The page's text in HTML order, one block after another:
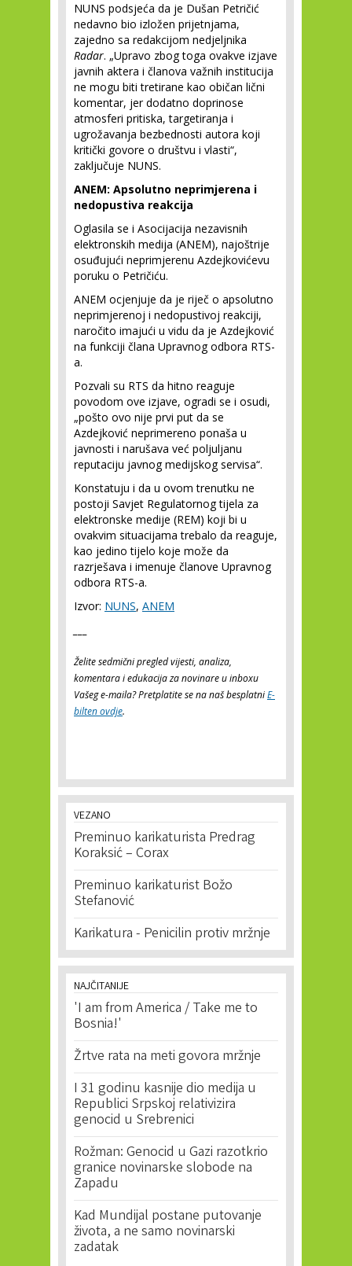
NUNS podsjeća da je Dušan Petričić
nedavno bio izložen prijetnjama,
zajedno sa redakcijom nedjeljnika
Radar. „Upravo zbog toga ovakve izjave
javnih aktera i članova važnih institucija
ne mogu biti tretirane kao običan lični
komentar, jer dodatno doprinose
atmosferi pritiska, targetiranja i
ugrožavanja bezbednosti autora koji
kritički govore o društvu i vlasti“,
zaključuje NUNS.
ANEM: Apsolutno neprimjerena i
nedopustiva reakcija
Oglasila se i Asocijacija nezavisnih
elektronskih medija (ANEM), najoštrije
osuđujući neprimjerenu Azdejkovićevu
poruku o Petričiću.
ANEM ocjenjuje da je riječ o apsolutno
neprimjerenoj i nedopustivoj reakciji,
naročito imajući u vidu da je Azdejković
na funkciji člana Upravnog odbora RTS-
a.
Pozvali su RTS da hitno reaguje
povodom ove izjave, ogradi se i osudi,
„pošto ovo nije prvi put da se
Azdejković neprimereno ponaša u
javnosti i narušava već poljuljanu
reputaciju javnog medijskog servisa“.
Konstatuju i da u ovom trenutku ne
postoji Savjet Regulatornog tijela za
elektronske medije (REM) koji bi u
ovakvim situacijama trebalo da reaguje,
kao jedino tijelo koje može da
razrješava i imenuje članove Upravnog
odbora RTS-a.
Izvor: NUNS, ANEM
Želite sedmični pregled vijesti, analiza,
komentara i edukacija za novinare u inboxu
Vašeg e-maila? Pretplatite se na naš besplatniE-
bilten ovdje.
VEZANO
Preminuo karikaturista Predrag
Koraksić – Corax
Preminuo karikaturist Božo
Stefanović
Karikatura - Penicilin protiv mržnje
NAJČITANIJE
'I am from America / Take me to
Bosnia!'
Žrtve rata na meti govora mržnje
I 31 godinu kasnije dio medija u
Republici Srpskoj relativizira
genocid u Srebrenici
Rožman: Genocid u Gazi razotkrio
granice novinarske slobode na
Zapadu
Kad Mundijal postane putovanje
života, a ne samo novinarski
zadatak